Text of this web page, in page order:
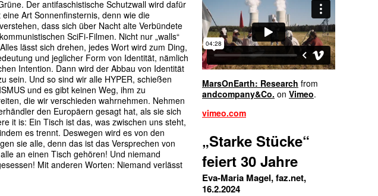
Der antifaschistische Schutzwall wird dafür
Art Sonnenfinsternis, denn wie die
dass sich über Nacht alte Verbündete
SciFi-Filmen. Nicht nur „walls“
lässt sich drehen, jedes Wort wird zum Ding,
und jeglicher Form von Identität, nämlich
Intention. Dann wird der Abbau von Identität
sein. Und so sind wir alle HYPER, schießen
und es gibt keinen Weg, ihm zu
die wir verschieden wahrnehmen. Nehmen
den Europäern gesagt hat, als sie sich
it is: Ein Tisch ist das, was zwischen uns steht,
es trennt. Deswegen wird es von den
sie alle, denn das ist das Versprechen von
an einen Tisch gehören! Und niemand
Mit anderen Worten: Niemand verlässt
MarsOnEarth: Research from
andcompany&Co. on Vimeo.
vimeo.com
„Starke Stücke“
feiert 30 Jahre
Eva-Maria Magel, faz.net,
16.2.2024